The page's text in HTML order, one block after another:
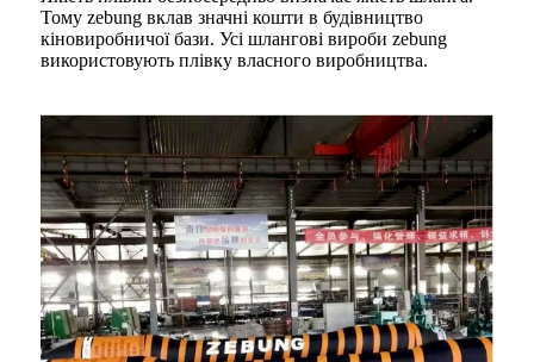
Тому zebung вклав значні кошти в будівництво
кіновиробничої бази. Усі шлангові вироби zebung
використовують плівку власного виробництва.